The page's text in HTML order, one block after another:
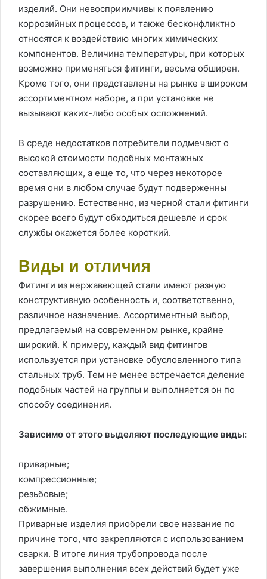
изделий. Они невосприимчивы к появлению
коррозийных процессов, и также бесконфликтно
относятся к воздействию многих химических
компонентов. Величина температуры, при которых
возможно применяться фитинги, весьма обширен.
Кроме того, они представлены на рынке в широком
ассортиментном наборе, а при установке не
вызывают каких-либо особых осложнений.
В среде недостатков потребители подмечают о
высокой стоимости подобных монтажных
составляющих, а еще то, что через некоторое
время они в любом случае будут подверженны
разрушению. Естественно, из черной стали фитинги
скорее всего будут обходиться дешевле и срок
службы окажется более короткий.
Виды и отличия
Фитинги из нержавеющей стали имеют разную
конструктивную особенность и, соответственно,
различное назначение. Ассортиментный выбор,
предлагаемый на современном рынке, крайне
широкий. К примеру, каждый вид фитингов
используется при установке обусловленного типа
стальных труб. Тем не менее встречается деление
подобных частей на группы и выполняется он по
способу соединения.
Зависимо от этого выделяют последующие виды:
приварные;
компрессионные;
резьбовые;
обжимные.
Приварные изделия приобрели свое название по
причине того, что закрепляются с использованием
сварки. В итоге линия трубопровода после
завершения выполнения всех действий будет уже